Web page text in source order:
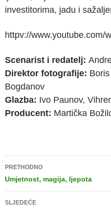
investitorima, jadu i
httpv://www.youtube.com/
Scenarist i redatelj:
Direktor fotografije:
Bogdanov
Glazba: Ivo Paunov,
Producent: Martička
PRETHODNO
Umjetnost, magija, ljepota
SLJEDEĆE